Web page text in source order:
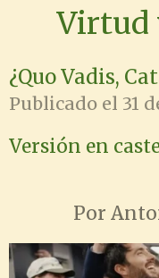
contenido
principal
Virtud
¿Quo Vadis,
Publicado el 31
Versión en
Por